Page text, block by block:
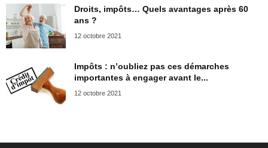
Droits, impôts… Quels avantages après 60
ans ?
12 octobre 2021
Impôts : n’oubliez pas ces démarches
importantes à engager avant le...
12 octobre 2021